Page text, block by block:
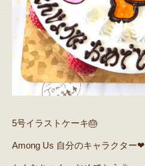
5号イラストケーキ🎂
Among Us 自分のキャラクター❤